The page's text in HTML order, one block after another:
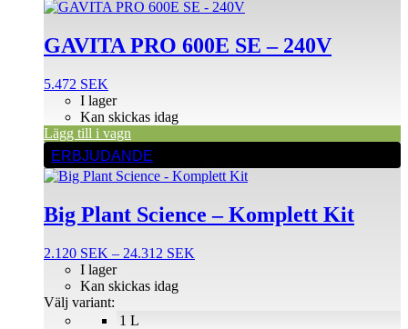
GAVITA PRO 600E SE – 240V
5.472 SEK
I lager
Kan skickas idag
Lägg till i vagn
ERBJUDANDE
Big Plant Science – Komplett Kit
2.120 SEK – 24.312 SEK
1 L
I lager
Kan skickas idag
Välj variant:
Den
här
produkten
flera
varianter.
De
olika
alternativen
kan
väljas